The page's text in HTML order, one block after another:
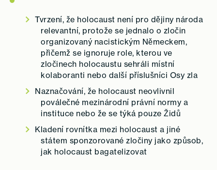
Tvrzení, že holocaust není pro dějiny národa
relevantní, protože se jednalo o zločin
organizovaný nacistickým Německem,
přičemž se ignoruje role, kterou ve
zločinech holocaustu sehráli místní
kolaboranti nebo další příslušníci Osy zla
Naznačování, že holocaust neovlivnil
poválečné mezinárodní právní normy a
instituce nebo že se týká pouze Židů
Kladení rovnítka mezi holocaust a jiné
státem sponzorované zločiny jako způsob,
jak holocaust bagatelizovat